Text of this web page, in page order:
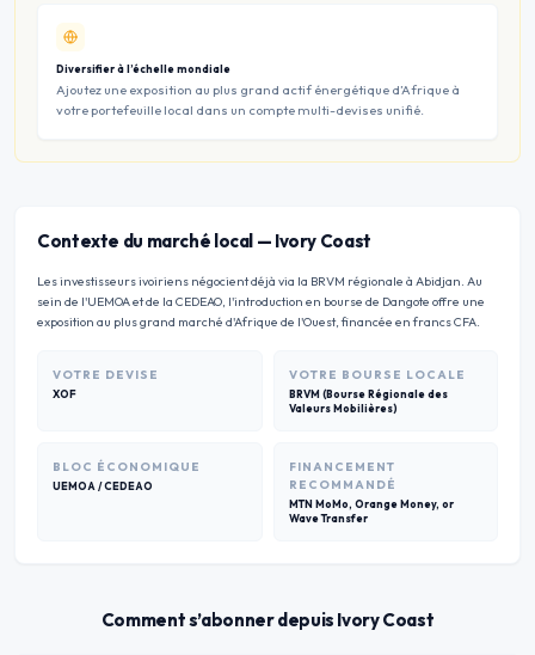
Diversifier à l’échelle mondiale
Ajoutez une exposition au plus grand actif énergétique d’Afrique à
votre portefeuille local dans un compte multi-devises unifié.
Contexte du marché local — Ivory Coast
Les investisseurs ivoiriens négocient déjà via la BRVM régionale à Abidjan. Au
sein de l'UEMOA et de la CEDEAO, l'introduction en bourse de Dangote offre une
exposition au plus grand marché d'Afrique de l'Ouest, financée en francs CFA.
VOTRE DEVISE
XOF
VOTRE BOURSE LOCALE
BRVM (Bourse Régionale des
Valeurs Mobilières)
BLOC ÉCONOMIQUE
UEMOA / CEDEAO
FINANCEMENT
RECOMMANDÉ
MTN MoMo, Orange Money, or
Wave Transfer
Comment s’abonner depuis Ivory Coast